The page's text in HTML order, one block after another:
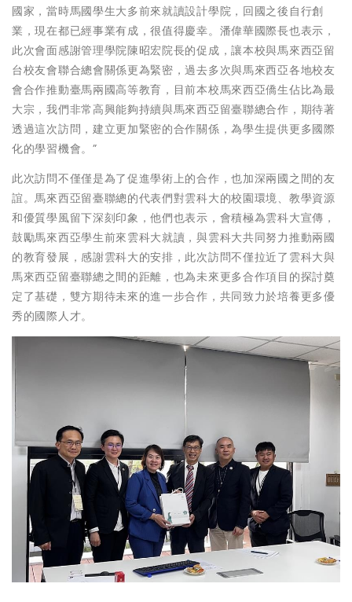
國家，當時馬國學生大多前來就讀設計學院，回國之後自行創
業，現在都已經事業有成，很值得慶幸。潘偉華國際長也表示，
此次會面感謝管理學院陳昭宏院長的促成，讓本校與馬來西亞留
台校友會聯合總會關係更為緊密，過去多次與馬來西亞各地校友
會合作推動臺馬兩國高等教育，目前本校馬來西亞僑生佔比為最
大宗，我們非常高興能夠持續與馬來西亞留臺聯總合作，期待著
透過這次訪問，建立更加緊密的合作關係，為學生提供更多國際
化的學習機會。”
此次訪問不僅僅是為了促進學術上的合作，也加深兩國之間的友
誼。馬來西亞留臺聯總的代表們對雲科大的校園環境、教學資源
和優質學風留下深刻印象，他們也表示，會積極為雲科大宣傳，
鼓勵馬來西亞學生前來雲科大就讀，與雲科大共同努力推動兩國
的教育發展，感謝雲科大的安排，此次訪問不僅拉近了雲科大與
馬來西亞留臺聯總之間的距離，也為未來更多合作項目的探討奠
定了基礎，雙方期待未來的進一步合作，共同致力於培養更多優
秀的國際人才。